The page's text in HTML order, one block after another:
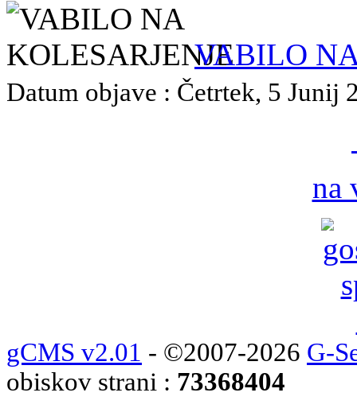
VABILO
Datum objave : Četrtek, 5 Junij
na
gCMS v2.01 - ©2007-2026 G-
obiskov strani : 73368404